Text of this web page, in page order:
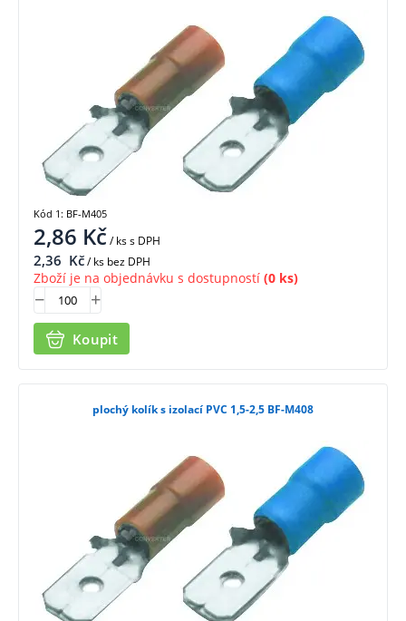
2,86 Kč/ kss DPH
2,36 Kč/ ks bez DPH
Zboží je na objednávku s dostupností (0 ks)
Koupit
Kód 1: BF-M405
plochý kolík s izolací PVC 1,5-2,5 BF-M408